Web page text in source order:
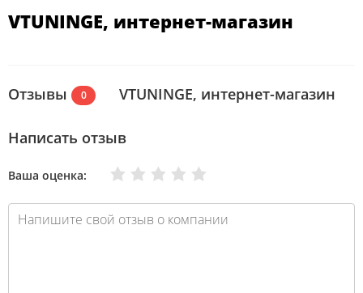
VTUNINGE, интернет-магазин
Отзывы 0 VTUNINGE, интернет-магазин
Написать отзыв
Ваша оценка: Отлично
Хорошо
Нормально
Плохо
Очень плохо